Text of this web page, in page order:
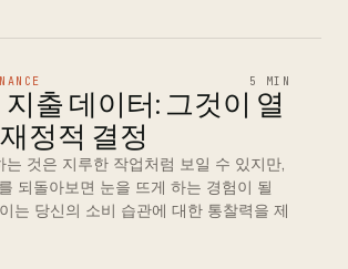
5 MIN
지출 데이터: 그것이 열
정적 결정
는 것은 지루한 작업처럼 보일 수 있지만,
되돌아보면 눈을 뜨게 하는 경험이 될
는 당신의 소비 습관에 대한 통찰력을 제